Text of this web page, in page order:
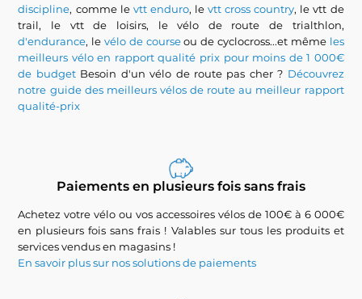
discipline, comme le vtt enduro, levtt cross country, le vtt de
trail, le vtt de loisirs, le vélo de route de trialthlon,
d'endurance, levélo de courseou de cyclocross...et même les
meilleurs vélo en rapport qualité prix pour moins de 1 000€
de budgetBesoin d'un vélo de route pas cher ? Découvrez
notre guide des meilleurs vélos de route au meilleur rapport
qualité-prix
Paiements en plusieurs fois sans frais
Achetez votre vélo ou vos accessoires vélos de 100€ à 6 000€
en plusieurs fois sans frais ! Valables sur tous les produits et
services vendus en magasins !
En savoir plus sur nos solutions de paiements